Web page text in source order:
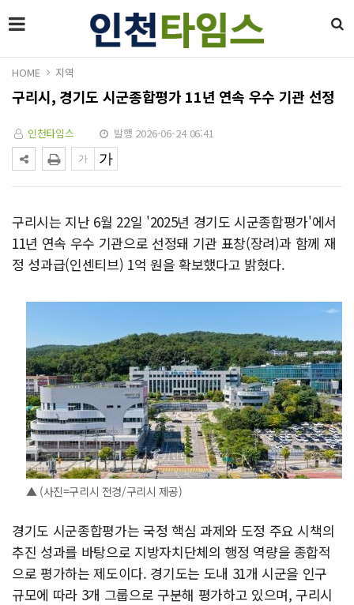
HOME 지역
구리시, 경기도 시군종합평가 11년 연속 우수 기관 선정
인천타임스 발행 2026-06-24 06:41
구리시는 지난 6월 22일 '2025년 경기도 시군종합평가'에서
11년 연속 우수 기관으로 선정돼 기관 표창(장려)과 함께 재
정 성과급(인센티브) 1억 원을 확보했다고 밝혔다.
▲ (사진=구리시 전경/구리시 제공)
경기도 시군종합평가는 국정 핵심 과제와 도정 주요 시책의
추진 성과를 바탕으로 지방자치단체의 행정 역량을 종합적
으로 평가하는 제도이다. 경기도는 도내 31개 시군을 인구
규모에 따라 3개 그룹으로 구분해 평가하고 있으며, 구리시